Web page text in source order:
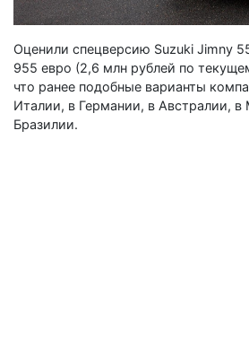
Оценили спецверсию Suzuki Jimny
955 евро (2,6 млн рублей по
что ранее подобные варианты
Италии, в Германии, в Австралии, в
Бразилии.